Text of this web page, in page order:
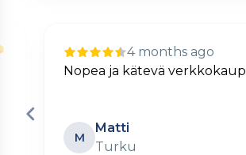
4 months ago
Nopea ja kätevä
M
Matti
Turku